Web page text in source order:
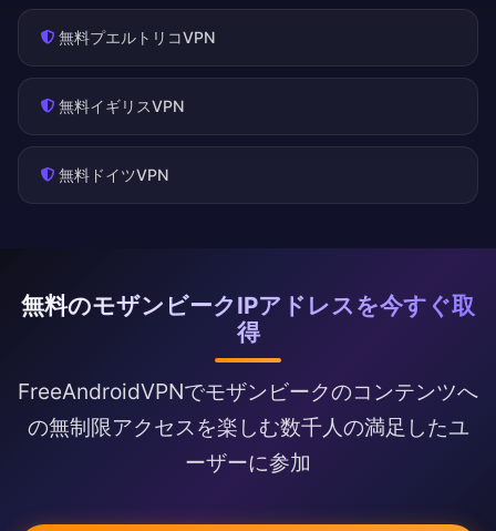
無料プエルトリコVPN
無料イギリスVPN
無料ドイツVPN
無料のモザンビークIPアドレスを今すぐ取
得
FreeAndroidVPNでモザンビークのコンテンツへ
の無制限アクセスを楽しむ数千人の満足したユ
ーザーに参加